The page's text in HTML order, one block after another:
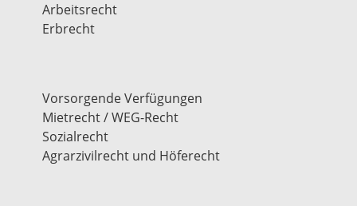
Arbeitsrecht
Erbrecht
Vorsorgende Verfügungen
Mietrecht / WEG-Recht
Sozialrecht
Agrarzivilrecht und Höferecht